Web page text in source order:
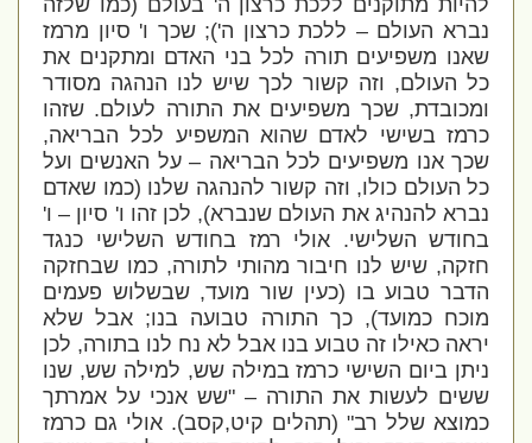
להיות מתוקנים ללכת כרצון ה' בעולם (כמו שלזה
נברא העולם – ללכת כרצון ה'); שכך ו' סיון מרמז
שאנו משפיעים תורה לכל בני האדם ומתקנים את
כל העולם, וזה קשור לכך שיש לנו הנהגה מסודר
ומכובדת, שכך משפיעים את התורה לעולם. שזהו
כרמז בשישי לאדם שהוא המשפיע לכל הבריאה,
שכך אנו משפיעים לכל הבריאה – על האנשים ועל
כל העולם כולו, וזה קשור להנהגה שלנו (כמו שאדם
נברא להנהיג את העולם שנברא), לכן זהו ו' סיון – ו'
בחודש השלישי. אולי רמז בחודש השלישי כנגד
חזקה, שיש לנו חיבור מהותי לתורה, כמו שבחזקה
הדבר טבוע בו (כעין שור מועד, שבשלוש פעמים
מוכח כמועד), כך התורה טבועה בנו; אבל שלא
יראה כאילו זה טבוע בנו אבל לא נח לנו בתורה, לכן
ניתן ביום השישי כרמז במילה שש, למילה שש, שנו
ששים לעשות את התורה –"שש אנכי על אמרתך
כמוצא שלל רב" (תהלים קיט,קסב).אולי גם כרמז